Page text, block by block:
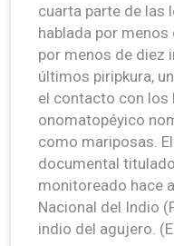
cuarta parte de las
hablada por menos
por menos de diez
últimos piripkura,
el contacto con los
onomatopéyico
como mariposas.
documental titulado
monitoreado hace
Nacional del Indio
indio del agujero.